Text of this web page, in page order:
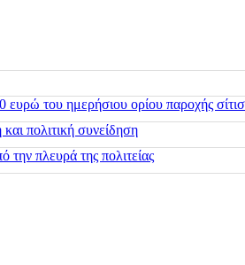
του ημερήσιου ορίου παροχής
πολιτική συνείδηση
πλευρά της πολιτείας